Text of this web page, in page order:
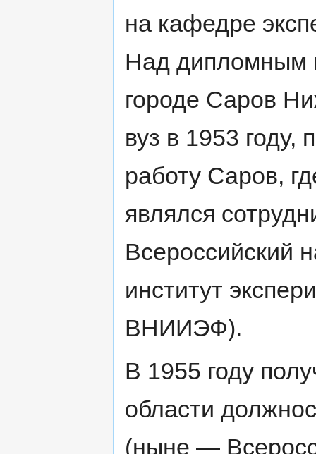
на кафедре
Над дипломным
городе Саров
вуз в 1953 году,
работу Саров,
являлся
Всероссийский
институт
ВНИИЭФ).
В 1955 году
области
(ныне —